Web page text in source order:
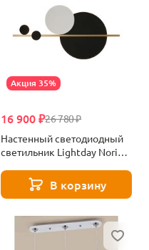
Акция 35%
26 780 ₽
16 900 ₽
Настенный светодиодный
светильник Lightday Nori
В корзину